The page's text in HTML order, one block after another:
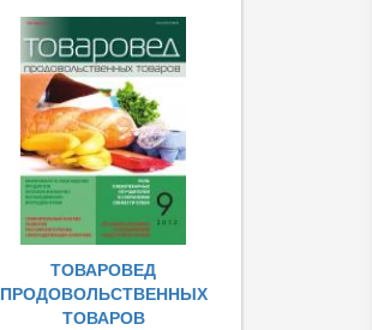
ТОВАРОВЕД
ПРОДОВОЛЬСТВЕННЫХ
ТОВАРОВ